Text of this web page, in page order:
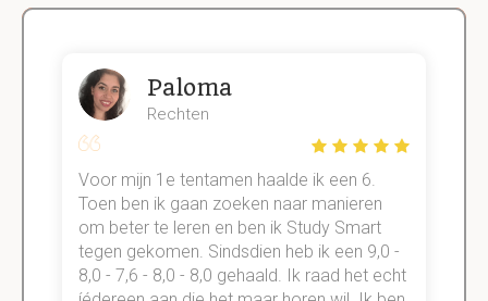
Paloma
Rechten
Voor mijn 1e tentamen haalde ik een 6.
Toen ben ik gaan zoeken naar manieren
om beter te leren en ben ik Study Smart
tegen gekomen. Sindsdien heb ik een 9,0 -
8,0 - 7,6 - 8,0 - 8,0 gehaald. Ik raad het echt